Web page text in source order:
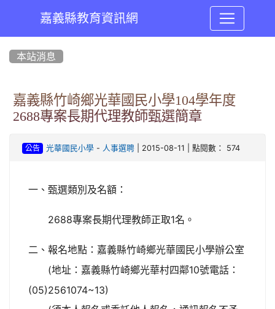
嘉義縣教育資訊網
本站消息
嘉義縣竹崎鄉光華國民小學104學年度
2688專案長期代理教師甄選簡章
公告 光華國民小學- 人事選聘| 2015-08-11 | 點閱數： 574
一、甄選類別及名額：
2688專案長期代理教師正取1名。
二、報名地點：嘉義縣竹崎鄉光華國民小學辦公室
(地址：嘉義縣竹崎鄉光華村四鄰10號電話：
(05)2561074~13)